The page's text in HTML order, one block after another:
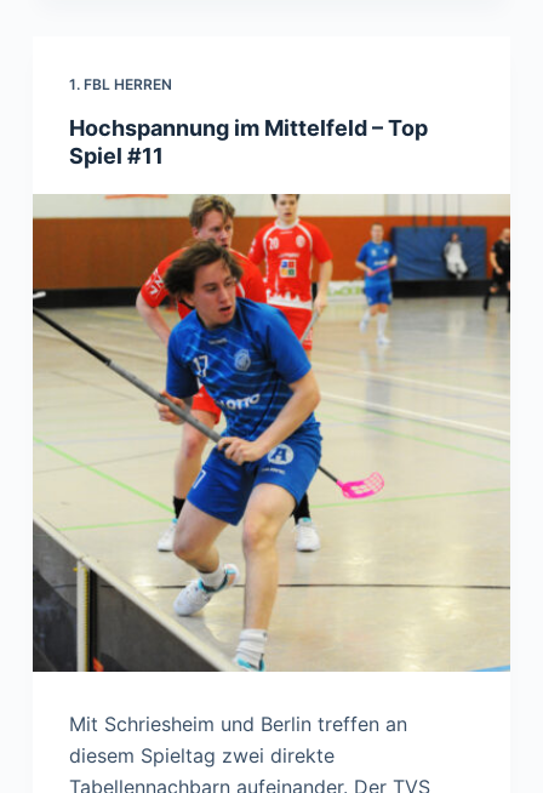
1. FBL HERREN
Hochspannung im Mittelfeld – Top
Spiel #11
Mit Schriesheim und Berlin treffen an
diesem Spieltag zwei direkte
Tabellennachbarn aufeinander. Der TVS